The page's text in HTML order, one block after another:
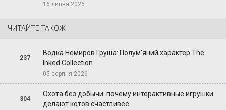
16 липня 2026
ЧИТАЙТЕ ТАКОЖ
237
Водка Немиров Груша: Полум'яний характер The
Inked Collection
05 серпня 2026
304
Охота без добычи: почему интерактивные игрушки
делают котов счастливее